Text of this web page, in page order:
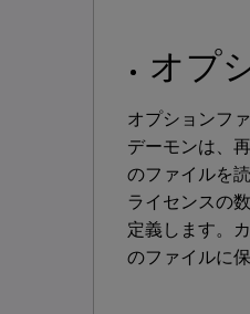
オプ
オプションフ
デーモンは、
のファイルを
ライセンスの
定義します。
のファイルに